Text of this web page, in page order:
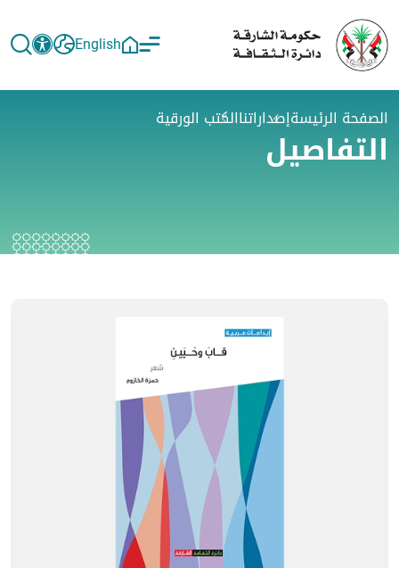
English
الصفحة الرئيسةإصداراتناالكتب الورقية
التفاصيل